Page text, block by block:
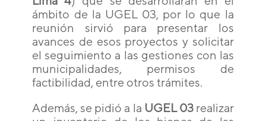
ámbito de la UGEL 03, por lo que la
reunión sirvió para presentar los
avances de esos proyectos y solicitar
el seguimiento a las gestiones con las
municipalidades, permisos de
factibilidad, entre otros trámites.
Además, se pidió a la UGEL 03realizar